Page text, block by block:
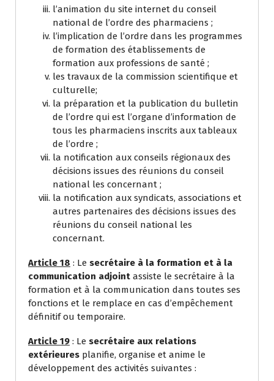
l’animation du site internet du conseil
national de l’ordre des pharmaciens ;
l’implication de l’ordre dans les programmes
de formation des établissements de
formation aux professions de santé ;
les travaux de la commission scientifique et
culturelle;
la préparation et la publication du bulletin
de l’ordre qui est l’organe d’information de
tous les pharmaciens inscrits aux tableaux
de l’ordre ;
la notification aux conseils régionaux des
décisions issues des réunions du conseil
national les concernant ;
la notification aux syndicats, associations et
autres partenaires des décisions issues des
réunions du conseil national les
concernant.
Article 18 : Le secrétaire à la formation et à la
communication adjoint assiste le secrétaire à la
formation et à la communication dans toutes ses
fonctions et le remplace en cas d’empêchement
définitif ou temporaire.
Article 19 : Le secrétaire aux relations
extérieures planifie, organise et anime le
développement des activités suivantes :